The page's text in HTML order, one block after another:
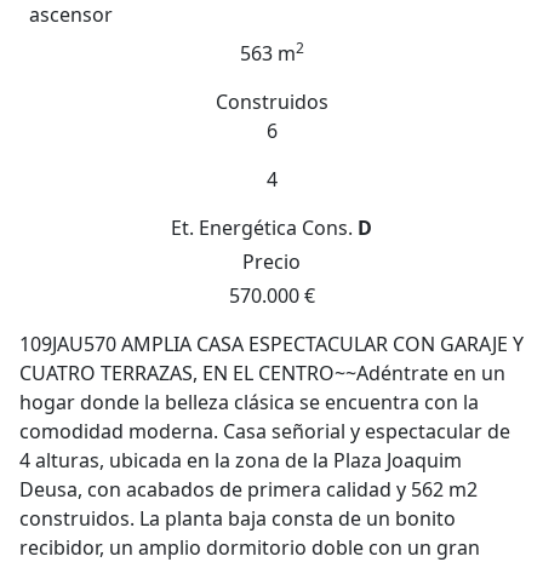
ascensor
563 m2
Construidos
6
4
Et. Energética Cons. D
Precio
570.000 €
109JAU570 AMPLIA CASA ESPECTACULAR CON GARAJE Y
CUATRO TERRAZAS, EN EL CENTRO~~Adéntrate en un
hogar donde la belleza clásica se encuentra con la
comodidad moderna. Casa señorial y espectacular de
4 alturas, ubicada en la zona de la Plaza Joaquim
Deusa, con acabados de primera calidad y 562 m2
construidos. La planta baja consta de un bonito
recibidor, un amplio dormitorio doble con un gran